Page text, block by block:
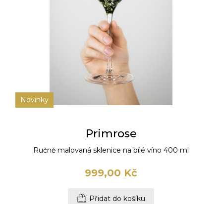
Novinky
Primrose
Ručně malovaná sklenice na bílé víno 400 ml
999,00 Kč
Přidat do košíku